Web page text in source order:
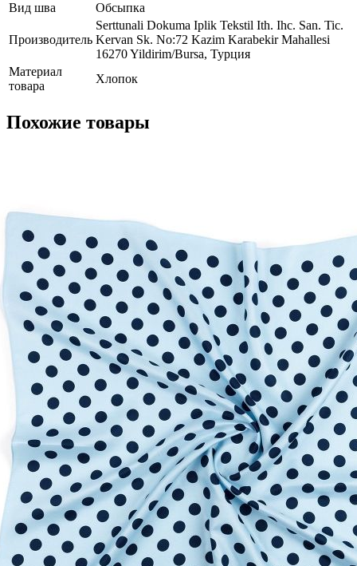
Вид шва
Обсыпка
Производитель
Serttunali Dokuma Iplik Tekstil Ith. Ihc. San. Tic.
Kervan Sk. No:72 Kazim Karabekir Mahallesi
16270 Yildirim/Bursa, Турция
Материал
товара
Хлопок
Похожие товары